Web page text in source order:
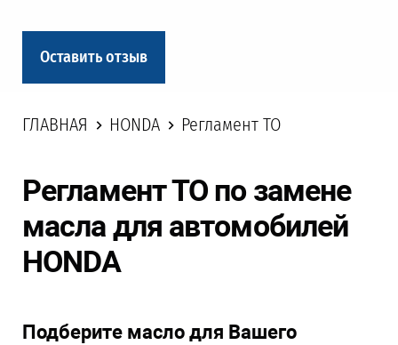
Оставить отзыв
ГЛАВНАЯ HONDA Регламент ТО
Регламент ТО по замене
масла для автомобилей
HONDA
Подберите масло для Вашего